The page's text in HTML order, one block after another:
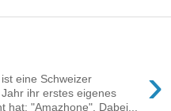
›
eine Schweizer
ihr erstes eigenes
hat: "Amazhone". Dabei...